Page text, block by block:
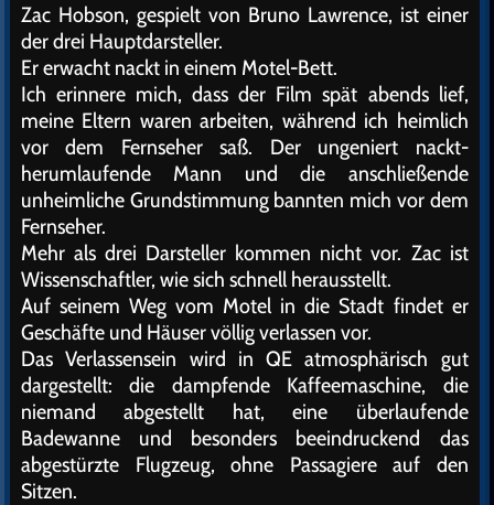
Zac Hobson, gespielt von Bruno Lawrence, ist einer
der drei Hauptdarsteller.
Er erwacht nackt in einem Motel-Bett.
Ich erinnere mich, dass der Film spät abends lief,
meine Eltern waren arbeiten, während ich heimlich
vor dem Fernseher saß. Der ungeniert nackt-
herumlaufende Mann und die anschließende
unheimliche Grundstimmung bannten mich vor dem
Fernseher.
Mehr als drei Darsteller kommen nicht vor. Zac ist
Wissenschaftler, wie sich schnell herausstellt.
Auf seinem Weg vom Motel in die Stadt findet er
Geschäfte und Häuser völlig verlassen vor.
Das Verlassensein wird in QE atmosphärisch gut
dargestellt: die dampfende Kaffeemaschine, die
niemand abgestellt hat, eine überlaufende
Badewanne und besonders beeindruckend das
abgestürzte Flugzeug, ohne Passagiere auf den
Sitzen.